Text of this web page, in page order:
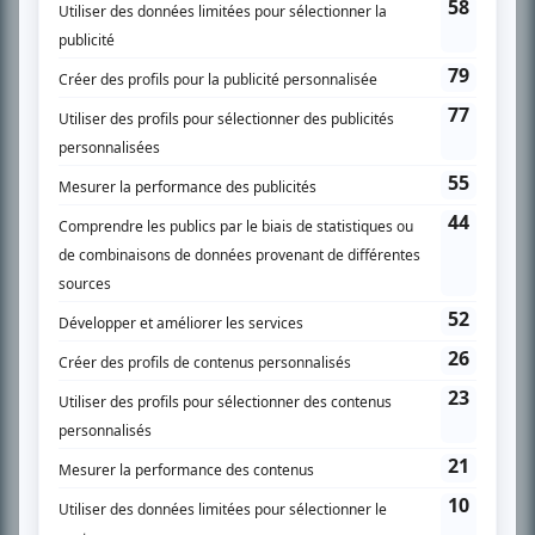
SUR LE RÉSEAU BIZZ MÉDIA
PLAN DU SITE
Accueil
Liste des oeuvres
Recherche avancée
À propos
Nous contacter
Termes et conditions
Politique de confidentialité
Gestion du consentement